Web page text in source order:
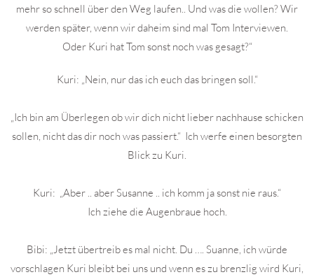
mehr so schnell über den Weg laufen.. Und was die wollen? Wir
werden später, wenn wir daheim sind mal Tom Interviewen.
Oder Kuri hat Tom sonst noch was gesagt?“
Kuri: „Nein, nur das ich euch das bringen soll.“
„Ich bin am Überlegen ob wir dich nicht lieber nachhause schicken
sollen, nicht das dir noch was passiert.“ Ich werfe einen besorgten
Blick zu Kuri.
Kuri: „Aber .. aber Susanne .. ich komm ja sonst nie raus.“
Ich ziehe die Augenbraue hoch.
Bibi: „Jetzt übertreib es mal nicht. Du …. Suanne, ich würde
vorschlagen Kuri bleibt bei uns und wenn es zu brenzlig wird Kuri,